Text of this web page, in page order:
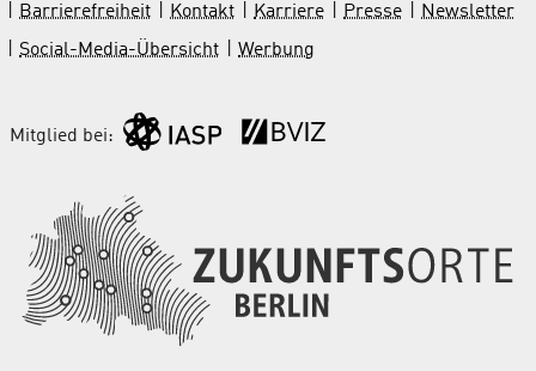
Barrierefreiheit
Kontakt Karriere Presse
Newsletter
Social-Media-Übersicht
Werbung
Mitglied bei: